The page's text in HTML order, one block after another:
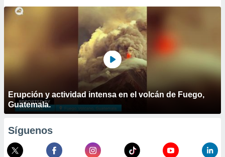
Erupción y actividad intensa en el volcán de Fuego,
Guatemala.
Síguenos